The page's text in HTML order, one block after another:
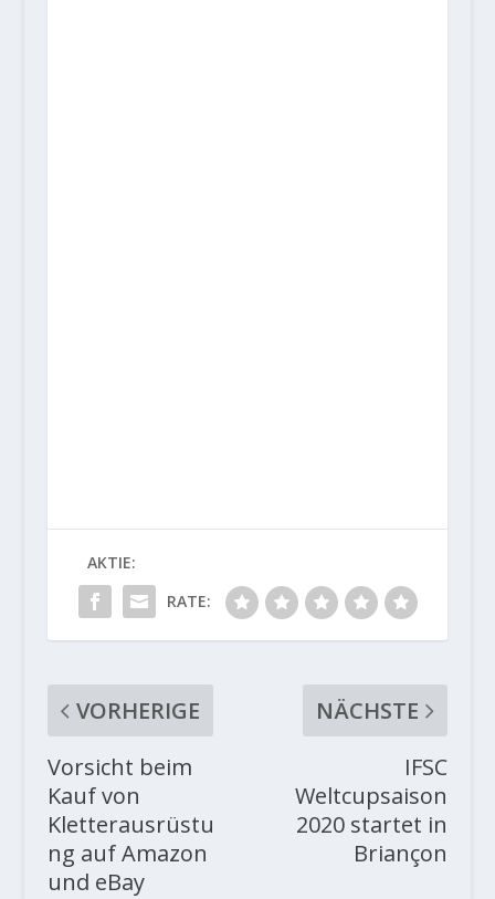
AKTIE:
RATE:
VORHERIGE
Vorsicht beim
Kauf von
Kletterausrüstu
ng auf Amazon
und eBay
NÄCHSTE
IFSC
Weltcupsaison
2020 startet in
Briançon